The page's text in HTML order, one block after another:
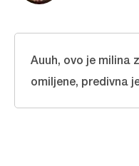
Auuh, ovo je milina
omiljene, predivna